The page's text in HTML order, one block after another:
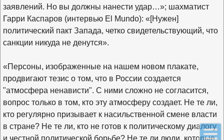
заявлений. Но вы должны нанести удар…»; шахматист
Гарри Каспаров (интервью El Mundo): «[Нужен]
политический пакт Запада, четко свидетельствующий, что
санкции никуда не денутся».
«Персоны, изображенные на нашем новом плакате,
продвигают тезис о том, что в России создается
"атмосфера ненависти". С ними сложно не согласится,
вопрос только в том, кто эту атмосферу создает. Не те ли,
кто регулярно призывает к насильственной смене власти
в стране? Не те ли, кто не готов к политическому диалогу
и честной политической борьбе? Не те ли люди, которые